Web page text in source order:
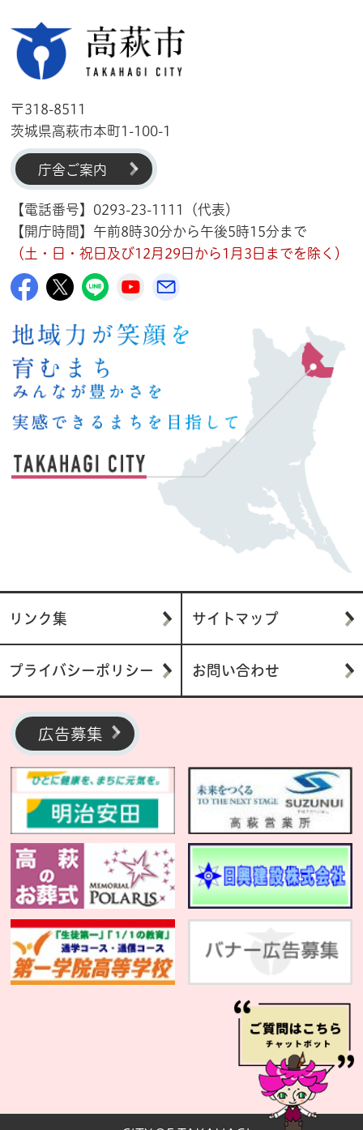
〒318-8511
茨城県高萩市本町1-100-1
庁舎ご案内
【電話番号】0293-23-1111（代表）
【開庁時間】午前8時30分から午後5時15分まで
（土・日・祝日及び12月29日から1月3日までを除く）
高萩市公式Facebook
高萩市公式X
高萩市公式LINE
高萩市YouTube公式チャンネル
リンク集 サイトマップ
プライバシーポリシー お問い合わせ
広告募集